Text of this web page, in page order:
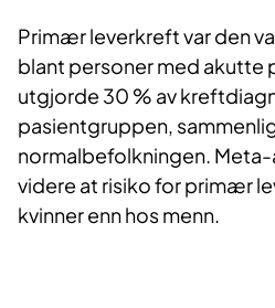
Primær leverkreft var den
blant personer med
utgjorde 30 % av
pasientgruppen,
normalbefolkningen.
videre at risiko for primær
kvinner enn hos menn.